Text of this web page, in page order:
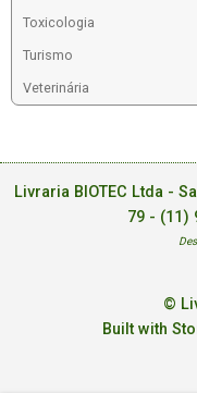
Toxicologia
Turismo
Veterinária
Livraria BIOTEC Ltda -
79 - (11)
©
Built with